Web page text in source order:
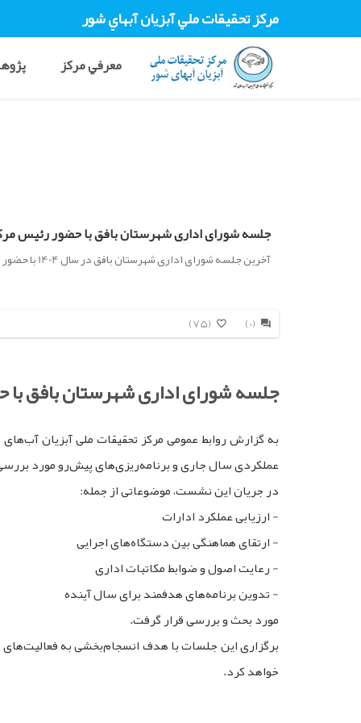
مرکز تحقيقات ملي آبزيان آبهاي شور
معرفي مرکز
جلسه شورای اداری شهرستان بافق با حضور رئیس
آخرین جلسه شورای اداری شهرستان بافق در سال 1404 با حضور رئیس مرکز تحقیقات ملی آبزیان آب‌های شور برگزار شد
(75) (0)
جلسه شورای اداری شهرستان بافق
به گزارش روابط عمومی مرکز تحقیقات ملی آبزیان
عملکردی سال جاری و برنامه‌ریزی‌های پیش‌رو مورد
در جریان این نشست، موضوعاتی از جمله:
- ارزیابی عملکرد ادارات
- ارتقای هماهنگی بین دستگاه‌های اجرایی
- رعایت اصول و ضوابط مکاتبات اداری
- تدوین برنامه‌های هدفمند برای سال آینده
مورد بحث و بررسی قرار گرفت.
برگزاری این جلسات با هدف انسجام‌بخشی به
خواهد کرد.